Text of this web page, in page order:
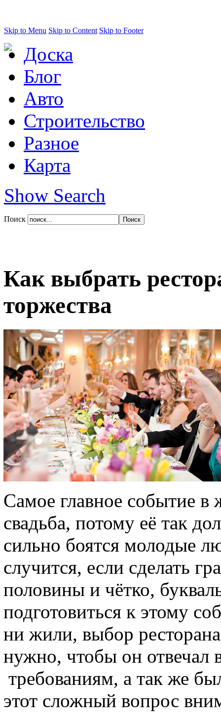
Skip to Menu Skip to Content Skip to Footer
Доска
Блог
Авто
Строительство
Разное
Карта
Show Search
Поиск
Как выбрать
торжества
Самое главное событие в
свадьба, потому её так
сильно боятся молодые
случится, если сделать
половины и чётко,
подготовиться к этому
ни жили, выбор
нужно, чтобы он отвечал
требованиям, а так же
этот сложный вопрос